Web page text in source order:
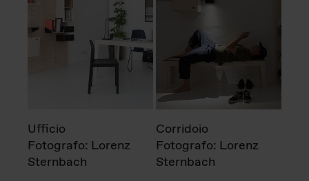
Ufficio
Fotografo: Lorenz
Sternbach
Corridoio
Fotografo: Lorenz
Sternbach